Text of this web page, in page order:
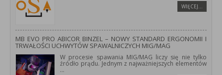
WIĘCEJ…
MB EVO PRO ABICOR BINZEL – NOWY STANDARD ERGONOMII I
TRWAŁOŚCI UCHWYTÓW SPAWALNICZYCH MIG/MAG
W procesie spawania MIG/MAG liczy się nie tylko
źródło prądu. Jednym z najważniejszych elementów
...